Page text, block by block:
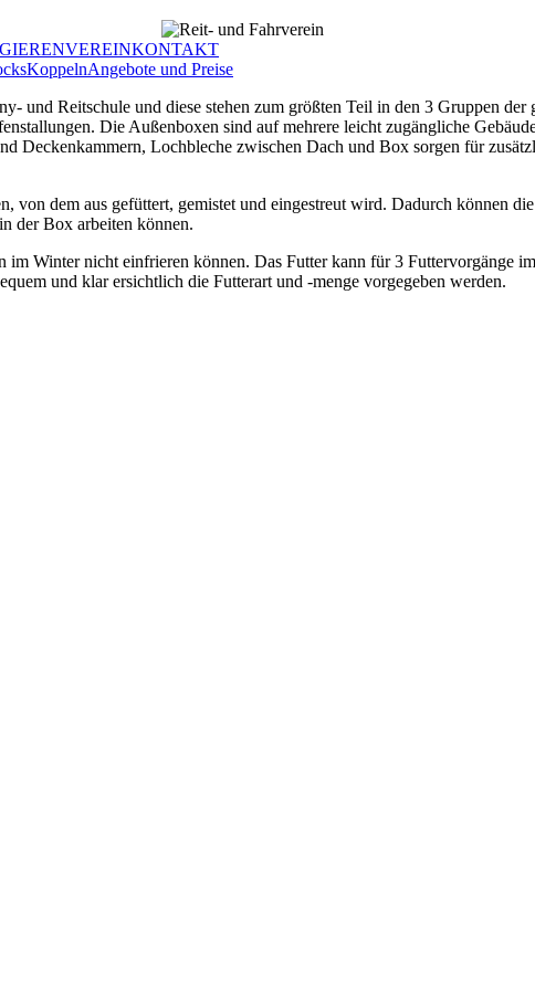
VEREINKONTAKT
KoppelnAngebote und Preise
und Reitschule und diese stehen zum größten Teil in den 3 Gruppen
Die Außenboxen sind auf mehrere leicht zugängliche
Deckenkammern, Lochbleche zwischen Dach und Box sorgen für
von dem aus gefüttert, gemistet und eingestreut wird. Dadurch können
der Box arbeiten können.
Winter nicht einfrieren können. Das Futter kann für 3 Futtervorgänge
und klar ersichtlich die Futterart und -menge vorgegeben werden.